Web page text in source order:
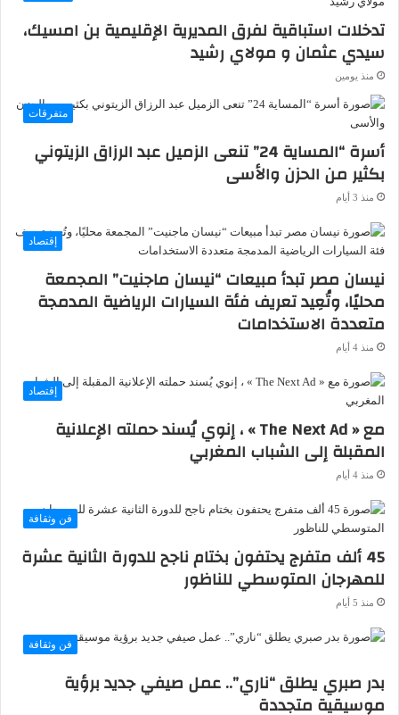
تدخلات استباقية لفرق المديرية الإقليمية بن امسيك،
سيدي عثمان و مولاي رشيد
منذ يومين
متفرقات
أسرة “المساية 24” تنعى الزميل عبد الرزاق الزيتوني
بكثير من الحزن والأسى
منذ 3 أيام
إقتصاد
نيسان مصر تبدأ مبيعات “نيسان ماجنيت” المجمعة
محليًا، وتُعِيد تعريف فئة السيارات الرياضية المدمجة
متعددة الاستخدامات
منذ 4 أيام
إقتصاد
مع « The Next Ad » ، إنوي يُسند حملته الإعلانية
المقبلة إلى الشباب المغربي
منذ 4 أيام
فن وثقافة
45 ألف متفرج يحتفون بختام ناجح للدورة الثانية عشرة
للمهرجان المتوسطي للناظور
منذ 5 أيام
فن وثقافة
بدر صبري يطلق “ناري”.. عمل صيفي جديد برؤية
موسيقية متجددة